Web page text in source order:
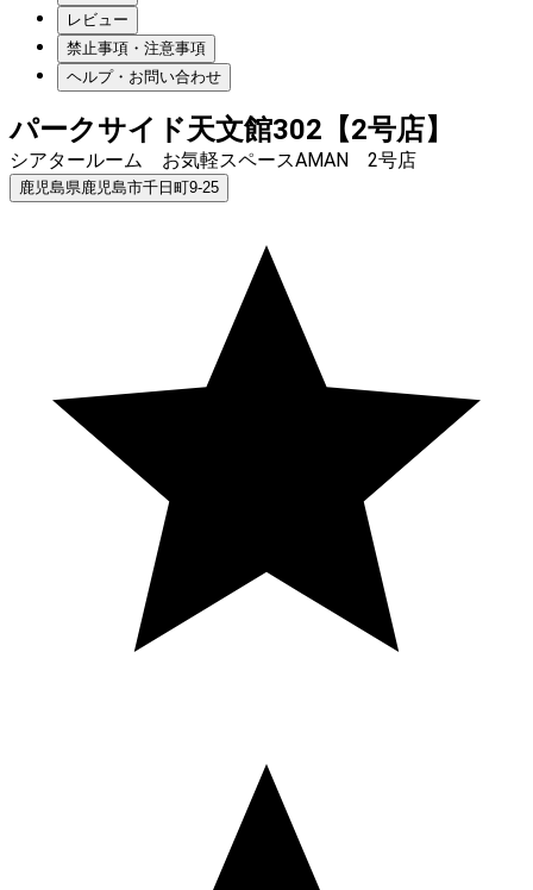
レビュー
禁止事項・注意事項
ヘルプ・お問い合わせ
パークサイド天文館302【2号店】
シアタールーム お気軽スペースAMAN 2号店
鹿児島県鹿児島市千日町9-25